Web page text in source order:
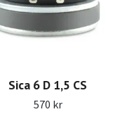
Sica 6 D 1,5 CS
570 kr